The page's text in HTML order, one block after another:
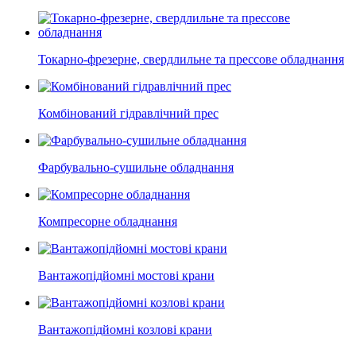
Токарно-фрезерне, свердлильне та прессове обладнання
Комбінований гідравлічний прес
Фарбувально-сушильне обладнання
Компресорне обладнання
Вантажопідйомні мостові крани
Вантажопідйомні козлові крани